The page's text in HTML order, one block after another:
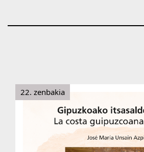
22. zenbakia